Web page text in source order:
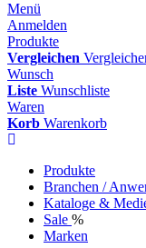
Menü
Anmelden
Produkte
Vergleichen
Wunsch
Liste Wunschliste
Waren
Korb Warenkorb
Produkte
Branchen /
Kataloge &
Sale %
Marken